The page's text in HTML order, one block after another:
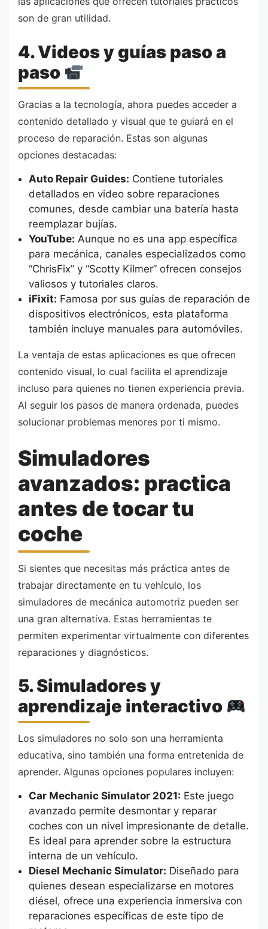
son de gran utilidad.
4. Videos y guías paso a
paso
Gracias a la tecnología, ahora puedes acceder a
contenido detallado y visual que te guiará en el
proceso de reparación. Estas son algunas
opciones destacadas:
Auto Repair Guides: Contiene tutoriales
detallados en video sobre reparaciones
comunes, desde cambiar una batería hasta
reemplazar bujías.
YouTube: Aunque no es una app específica
para mecánica, canales especializados como
“ChrisFix” y “Scotty Kilmer” ofrecen consejos
valiosos y tutoriales claros.
iFixit: Famosa por sus guías de reparación de
dispositivos electrónicos, esta plataforma
también incluye manuales para automóviles.
La ventaja de estas aplicaciones es que ofrecen
contenido visual, lo cual facilita el aprendizaje
incluso para quienes no tienen experiencia previa.
Al seguir los pasos de manera ordenada, puedes
solucionar problemas menores por ti mismo.
Simuladores
avanzados: practica
antes de tocar tu
coche
Si sientes que necesitas más práctica antes de
trabajar directamente en tu vehículo, los
simuladores de mecánica automotriz pueden ser
una gran alternativa. Estas herramientas te
permiten experimentar virtualmente con diferentes
reparaciones y diagnósticos.
5. Simuladores y
aprendizaje interactivo
Los simuladores no solo son una herramienta
educativa, sino también una forma entretenida de
aprender. Algunas opciones populares incluyen:
Car Mechanic Simulator 2021: Este juego
avanzado permite desmontar y reparar
coches con un nivel impresionante de detalle.
Es ideal para aprender sobre la estructura
interna de un vehículo.
Diesel Mechanic Simulator: Diseñado para
quienes desean especializarse en motores
diésel, ofrece una experiencia inmersiva con
reparaciones específicas de este tipo de